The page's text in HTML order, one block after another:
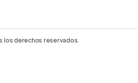
los derechos reservados.